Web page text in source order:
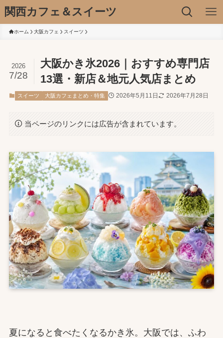
関西カフェ＆スイーツ
ホーム 大阪カフェ スイーツ
大阪かき氷2026｜おすすめ専門店
13選・新店＆地元人気店まとめ
2026
7/28
スイーツ 大阪カフェまとめ・特集 2026年5月11日 2026年7月28日
当ページのリンクには広告が含まれています。
夏になると食べたくなるかき氷。大阪では、ふわ